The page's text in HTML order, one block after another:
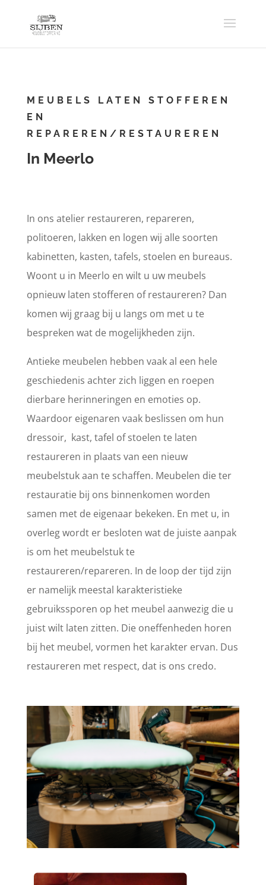
MEUBELS LATEN STOFFEREN
EN
REPAREREN/RESTAUREREN
In Meerlo
In ons atelier restaureren, repareren,
politoeren, lakken en logen wij alle soorten
kabinetten, kasten, tafels, stoelen en bureaus.
Woont u in Meerlo en wilt u uw meubels
opnieuw laten stofferen of restaureren? Dan
komen wij graag bij u langs om met u te
bespreken wat de mogelijkheden zijn.
Antieke meubelen hebben vaak al een hele
geschiedenis achter zich liggen en roepen
dierbare herinneringen en emoties op.
Waardoor eigenaren vaak beslissen om hun
dressoir, kast, tafel of stoelen te laten
restaureren in plaats van een nieuw
meubelstuk aan te schaffen. Meubelen die ter
restauratie bij ons binnenkomen worden
samen met de eigenaar bekeken. En met u, in
overleg wordt er besloten wat de juiste aanpak
is om het meubelstuk te
restaureren/repareren. In de loop der tijd zijn
er namelijk meestal karakteristieke
gebruikssporen op het meubel aanwezig die u
juist wilt laten zitten. Die oneffenheden horen
bij het meubel, vormen het karakter ervan. Dus
restaureren met respect, dat is ons credo.